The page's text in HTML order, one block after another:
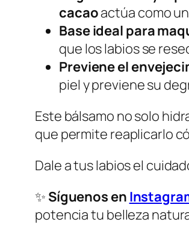
cacaoactúa como
Base ideal para
que los labios se
Previene el
piel y previene su
Este bálsamo no solo
que permite reaplicarlo
Dale a tus labios el
✨ Síguenos en
potencia tu belleza